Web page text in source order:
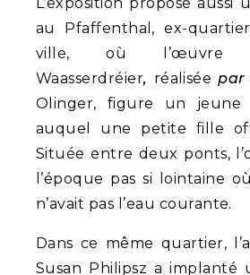
au Pfaffenthal, ex-
ville, où l’œuvre
Waasserdréier, réalisée par
Olinger, figure un jeune
auquel une petite fille
Située entre deux ponts,
l’époque pas si lointaine
n’avait pas l’eau courante.
Dans ce même quartier,
Susan Philipsz a implanté